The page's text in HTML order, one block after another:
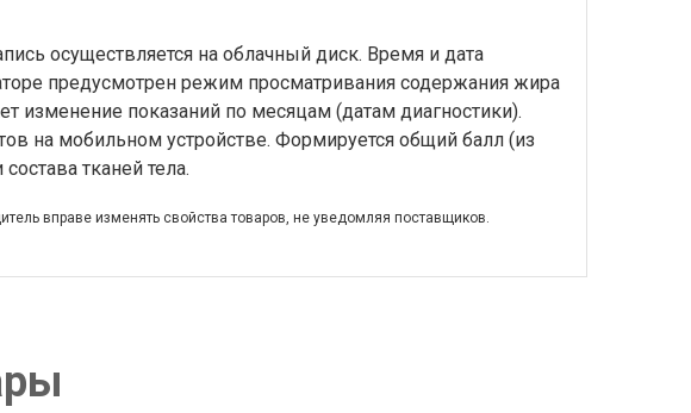
осуществляется на облачный диск. Время и дата
предусмотрен режим просматривания содержания жира
изменение показаний по месяцам (датам диагностики).
на мобильном устройстве. Формируется общий балл (из
тканей тела.
вправе изменять свойства товаров, не уведомляя поставщиков.